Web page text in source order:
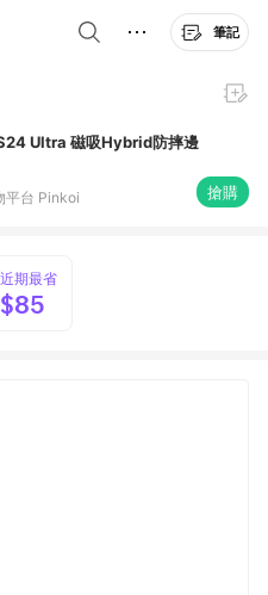
筆記
Ultra 磁吸Hybrid防摔邊
平台 Pinkoi 搶購
近期最省
$85